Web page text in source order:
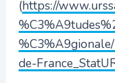
(https://
de-